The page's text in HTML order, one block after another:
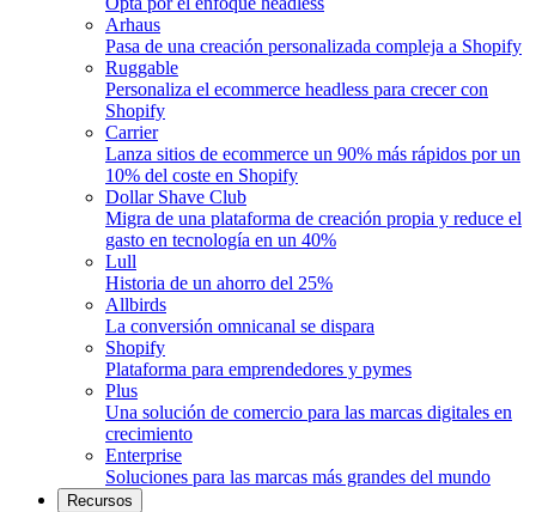
Arhaus
Pasa de una creación personalizada compleja a Shopify
Ruggable
Personaliza el ecommerce headless para crecer con
Shopify
Carrier
Lanza sitios de ecommerce un 90% más rápidos por un
10% del coste en Shopify
Dollar Shave Club
Migra de una plataforma de creación propia y reduce el
gasto en tecnología en un 40%
Lull
Historia de un ahorro del 25%
Allbirds
La conversión omnicanal se dispara
Shopify
Plataforma para emprendedores y pymes
Plus
Una solución de comercio para las marcas digitales en
crecimiento
Enterprise
Soluciones para las marcas más grandes del mundo
Recursos